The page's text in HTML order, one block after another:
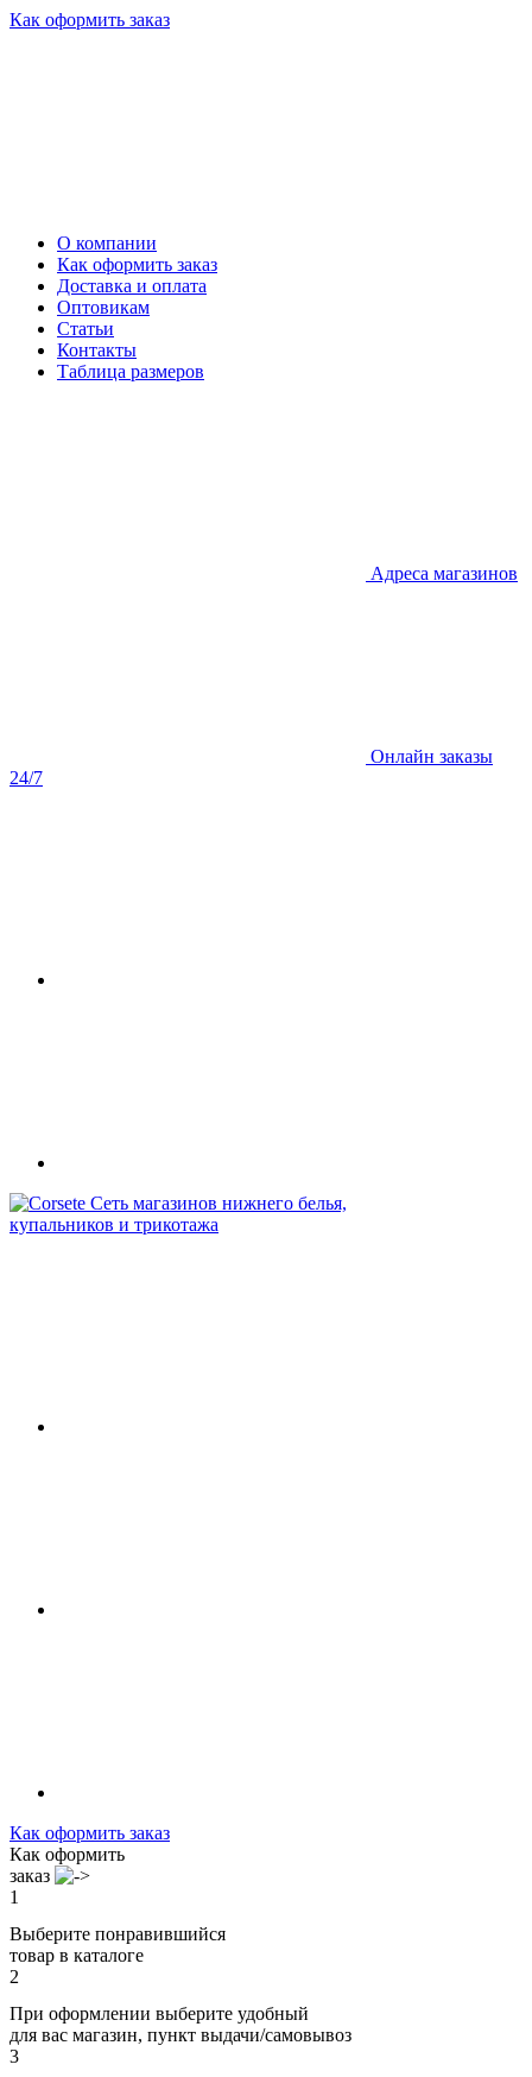
Как оформить заказ
О компании
Как оформить заказ
Доставка и оплата
Оптовикам
Статьи
Контакты
Таблица размеров
Адреса магазинов
Онлайн заказы
24/7
Сеть магазинов нижнего белья,
купальников и трикотажа
Как оформить заказ
Как оформить
заказ
1
Выберите понравившийся
товар в каталоге
2
При оформлении выберите удобный
для вас магазин, пункт выдачи/самовывоз
3